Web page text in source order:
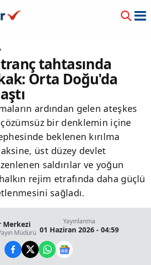
tahtasında
Orta Doğu'da
ardından gelen ateşkes
bir denklemin içine
beklenen kırılma
üst düzey devlet
saldırılar ve yoğun
rejim etrafında daha güçlü
sağladı.
Merkezi
Müdürü
Yayınlanma
01 Haziran 2026 - 04:59